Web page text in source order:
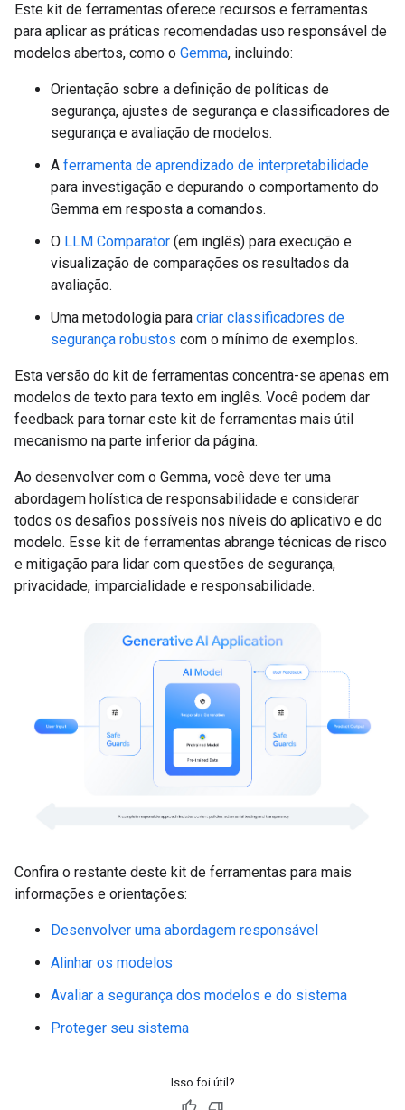
Este kit de ferramentas oferece recursos e ferramentas
para aplicar as práticas recomendadas uso responsável de
modelos abertos, como o Gemma, incluindo:
Orientação sobre a definição de políticas de
segurança, ajustes de segurança e classificadores de
segurança e avaliação de modelos.
A ferramenta de aprendizado de interpretabilidade
para investigação e depurando o comportamento do
Gemma em resposta a comandos.
O LLM Comparator (em inglês) para execução e
visualização de comparações os resultados da
avaliação.
Uma metodologia para criar classificadores de
segurança robustos com o mínimo de exemplos.
Esta versão do kit de ferramentas concentra-se apenas em
modelos de texto para texto em inglês. Você podem dar
feedback para tornar este kit de ferramentas mais útil
mecanismo na parte inferior da página.
Ao desenvolver com o Gemma, você deve ter uma
abordagem holística de responsabilidade e considerar
todos os desafios possíveis nos níveis do aplicativo e do
modelo. Esse kit de ferramentas abrange técnicas de risco
e mitigação para lidar com questões de segurança,
privacidade, imparcialidade e responsabilidade.
Confira o restante deste kit de ferramentas para mais
informações e orientações:
Desenvolver uma abordagem responsável
Alinhar os modelos
Avaliar a segurança dos modelos e do sistema
Proteger seu sistema
Isso foi útil?